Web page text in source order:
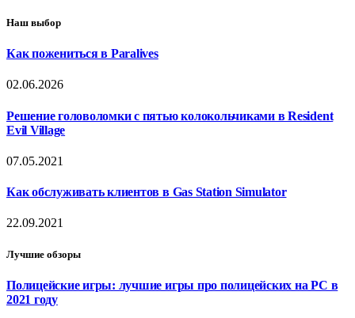
Наш выбор
Как пожениться в Paralives
02.06.2026
Решение головоломки с пятью колокольчиками в Resident
Evil Village
07.05.2021
Как обслуживать клиентов в Gas Station Simulator
22.09.2021
Лучшие обзоры
Полицейские игры: лучшие игры про полицейских на PC в
2021 году